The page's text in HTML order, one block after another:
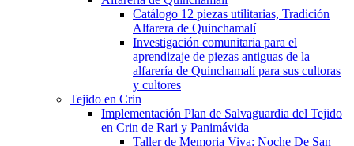
Catálogo 12 piezas utilitarias, Tradición
Alfarera de Quinchamalí
Investigación comunitaria para el
aprendizaje de piezas antiguas de la
alfarería de Quinchamalí para sus cultoras
y cultores
Tejido en Crin
Implementación Plan de Salvaguardia del Tejido
en Crin de Rari y Panimávida
Taller de Memoria Viva: Noche De San